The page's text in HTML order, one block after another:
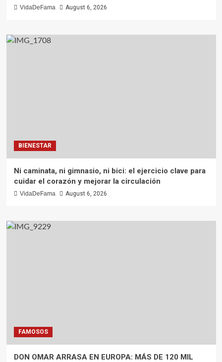
VidaDeFama August 6, 2026
BIENESTAR
Ni caminata, ni gimnasio, ni bici: el ejercicio clave para
cuidar el corazón y mejorar la circulación
VidaDeFama August 6, 2026
FAMOSOS
DON OMAR ARRASA EN EUROPA: MÁS DE 120 MIL